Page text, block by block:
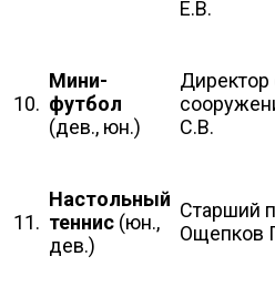
Е.В.
10.
Мини-
футбол
(дев., юн.)
Директор
С.В.
11.
Настольный
теннис (юн.,
дев.)
Старший
Ощепков